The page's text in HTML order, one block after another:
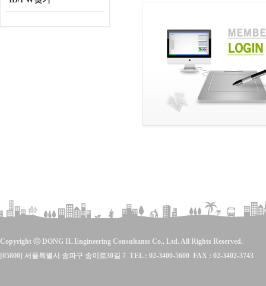
Copyright ⓒ DONG IL Engineering Consultants Co., Ltd. All Rights Reserved.
[05800] 서울특별시 송파구 송이로30길 7 TEL : 02-3400-5600 FAX : 02-3402-3743